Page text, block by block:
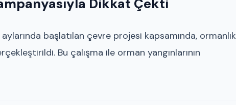
Dikkat Çekti
başlatılan çevre projesi kapsamında, ormanlık
Bu çalışma ile orman yangınlarının